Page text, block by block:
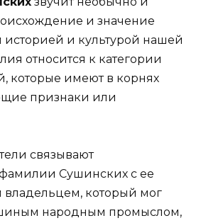
и значение
историей и культурой нашей
относится к категории
которые имеют в корнях
признаки или
связывают
Сушинских с ее
который мог
народным промыслом,